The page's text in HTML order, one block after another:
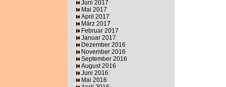
Juni 2017
Mai 2017
April 2017
März 2017
Februar 2017
Januar 2017
Dezember 2016
November 2016
September 2016
August 2016
Juni 2016
Mai 2016